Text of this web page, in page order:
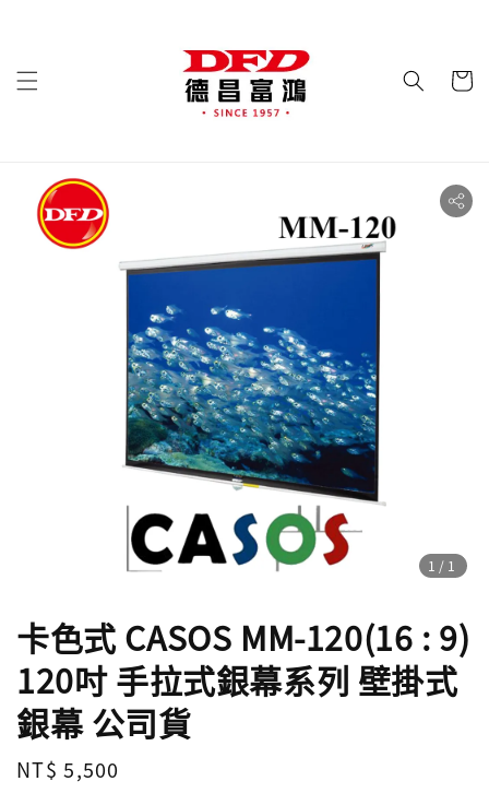
1 /1
卡色式 CASOS MM-120(16 : 9)
120吋 手拉式銀幕系列 壁掛式
銀幕 公司貨
Regular
NT$ 5,500